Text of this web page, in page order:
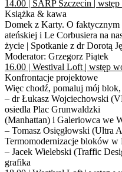
14.00 | SARP Szczecin |
Książka & kawa
Domek z Karty. O
ateńskiej i Le Corbusiera na
życie | Spotkanie z dr Dorotą
Moderator: Grzegorz Piątek
16.00 | Westival Loft | wstęp
Konfrontacje projektowe
Więc chodź, pomaluj mój
– dr Łukasz Wojciechowski
osiedla Plac Grunwaldzki
(Manhattan) i Galeriowca we
– Tomasz Osięgłowski (Ultra
Termomodernizacje bloków w
– Jacek Wielebski (Traffic
grafika